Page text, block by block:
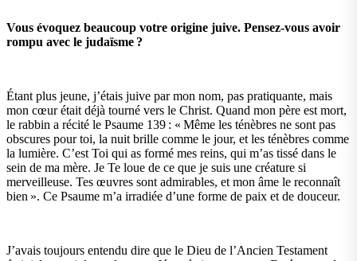
Vous évoquez beaucoup votre origine juive. Pensez-vous avoir
rompu avec le judaïsme ?
Étant plus jeune, j’étais juive par mon nom, pas pratiquante, mais
mon cœur était déjà tourné vers le Christ. Quand mon père est mort,
le rabbin a récité le Psaume 139 : « Même les ténèbres ne sont pas
obscures pour toi, la nuit brille comme le jour, et les ténèbres comme
la lumière. C’est Toi qui as formé mes reins, qui m’as tissé dans le
sein de ma mère. Je Te loue de ce que je suis une créature si
merveilleuse. Tes œuvres sont admirables, et mon âme le reconnaît
bien ». Ce Psaume m’a irradiée d’une forme de paix et de douceur.
J’avais toujours entendu dire que le Dieu de l’Ancien Testament